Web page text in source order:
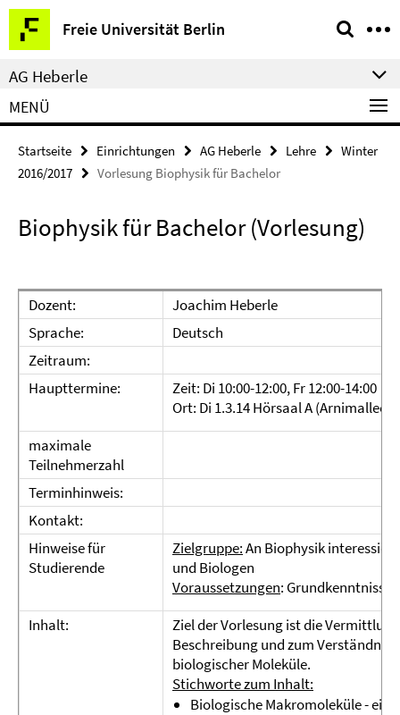
Springe
direkt
zu
Inhalt
Freie Universität Berlin
Service-
Navigation
AG Heberle
MENÜ
Startseite Einrichtungen AG Heberle Lehre
Winter
2016/2017
Vorlesung Biophysik für Bachelor
Biophysik für Bachelor (Vorlesung)
Dozent:
Joachim Heberle
Sprache:
Deutsch
Zeitraum:
Haupttermine:
Zeit: Di 10:00-12:00, Fr 12:00-14:00
Ort: Di 1.3.14 Hörsaal A (Arnimallee
maximale
Teilnehmerzahl
Terminhinweis:
Kontakt:
Hinweise für
Studierende
Zielgruppe:An Biophysik
und Biologen
Voraussetzungen: Grundkenntnisse
Inhalt:
Ziel der Vorlesung ist die
Beschreibung und zum
biologischer Moleküle.
Stichworte zum Inhalt:
Biologische Makromoleküle -